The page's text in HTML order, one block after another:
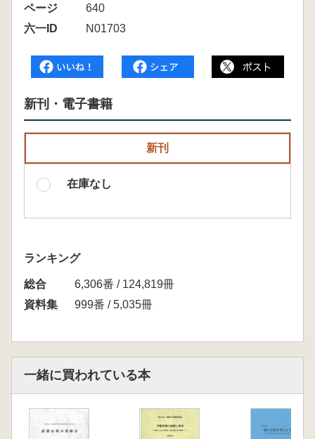
ページ
640
六一ID
N01703
新刊・電子書籍
新刊
在庫なし
ランキング
総合
6,306番 / 124,819冊
資料集
999番 / 5,035冊
一緒に買われている本